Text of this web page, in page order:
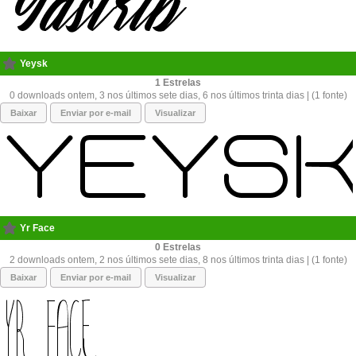
Yeysk
1
0 downloads ontem, 3 nos últimos sete dias, 6 nos últimos trinta dias | (1 fonte)
Baixar Enviar por e-mail Visualizar
Yr Face
0
2 downloads ontem, 2 nos últimos sete dias, 8 nos últimos trinta dias | (1 fonte)
Baixar Enviar por e-mail Visualizar